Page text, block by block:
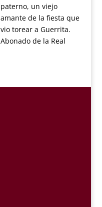
paterno, un viejo
amante de la fiesta que
vio torear a Guerrita.
Abonado de la Real